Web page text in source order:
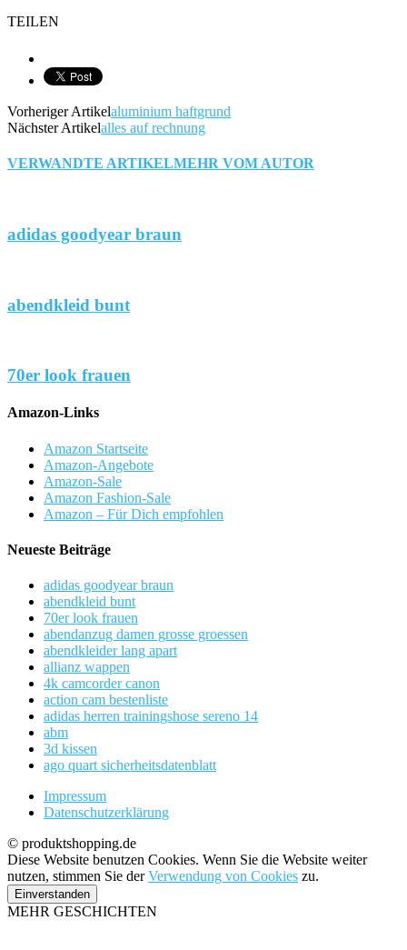
TEILEN
Vorheriger Artikelaluminium haftgrund
Nächster Artikelalles auf rechnung
VERWANDTE ARTIKELMEHR VOM AUTOR
adidas goodyear braun
abendkleid bunt
70er look frauen
Amazon-Links
Amazon Startseite
Amazon-Angebote
Amazon-Sale
Amazon Fashion-Sale
Amazon – Für Dich empfohlen
Neueste Beiträge
adidas goodyear braun
abendkleid bunt
70er look frauen
abendanzug damen grosse groessen
abendkleider lang apart
allianz wappen
4k camcorder canon
action cam bestenliste
adidas herren trainingshose sereno 14
abm
3d kissen
ago quart sicherheitsdatenblatt
Impressum
Datenschutzerklärung
© produktshopping.de
Diese Website benutzen Cookies. Wenn Sie die Website weiter
nutzen, stimmen Sie derVerwendung von Cookies zu.
Einverstanden
MEHR GESCHICHTEN